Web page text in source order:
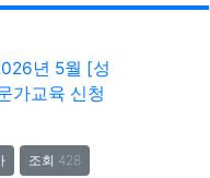
년 5월 [성
가교육 신청
조회 428